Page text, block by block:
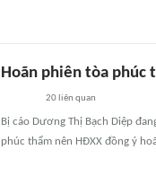
Hoãn phiên tòa phúc
20 liên quan
Bị cáo Dương Thị Bạch Diệp
phúc thẩm nên HĐXX đồng ý